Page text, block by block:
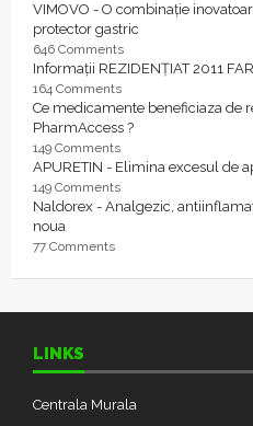
VIMOVO - O combinație
protector gastric
646 Comments
Informații REZIDENȚIAT 2011
164 Comments
Ce medicamente beneficiaza de
PharmAccess ?
149 Comments
APURETIN - Elimina excesul de
149 Comments
Naldorex - Analgezic,
noua
77 Comments
LINKS
Centrala Murala